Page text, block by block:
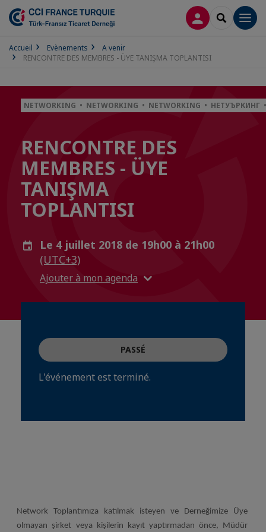
CONNEXION
Accueil Evènements
A venir
RENCONTRE DES MEMBRES - ÜYE TANIŞMA TOPLANTISI
NETWORKING • NETWORKING • NETWORKING • НЕТУЪРКИНГ
RENCONTRE DES
MEMBRES - ÜYE
TANIŞMA
TOPLANTISI
Le 4 juillet 2018 de 19h00 à 21h00
(UTC+3)
Ajouter à mon agenda
PASSÉ
L'événement est terminé.
Network Toplantımıza katılmak isteyen ve Derneğimize Üye
olmayan şirket veya kişilerin kayıt yaptırmadan önce, Müdür